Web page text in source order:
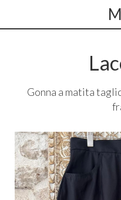
Gonna a matita